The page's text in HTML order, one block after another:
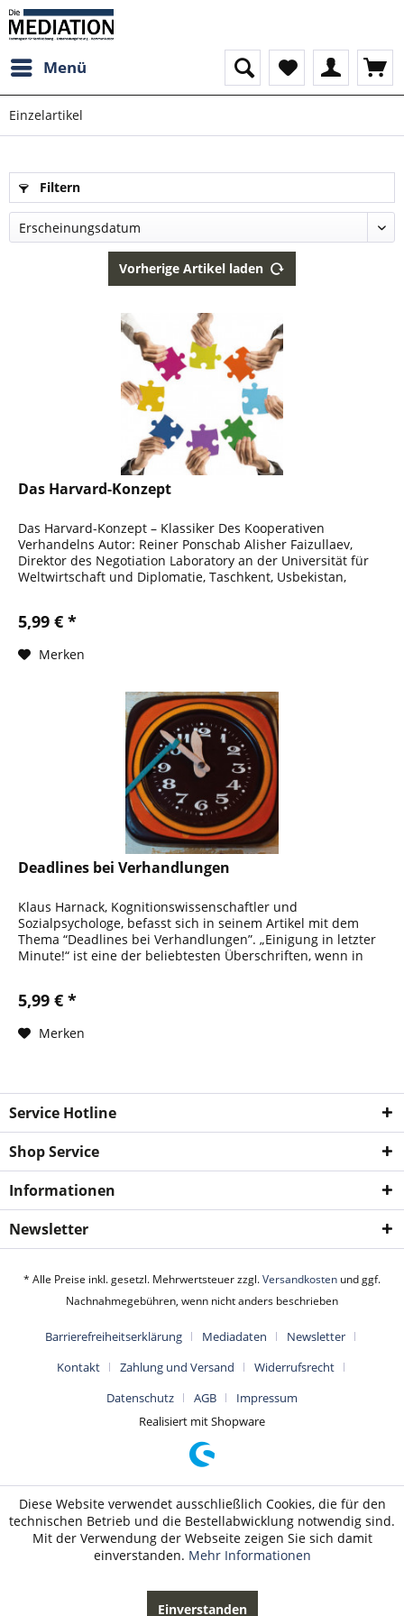
Menü
Einzelartikel
Filtern
Vorherige Artikel laden
Das Harvard-Konzept
Das Harvard-Konzept – Klassiker Des Kooperativen
Verhandelns Autor: Reiner Ponschab Alisher Faizullaev,
Direktor des Negotiation Laboratory an der Universität für
Weltwirtschaft und Diplomatie, Taschkent, Usbekistan,
5,99 € *
Merken
Deadlines bei Verhandlungen
Klaus Harnack, Kognitionswissenschaftler und
Sozialpsychologe, befasst sich in seinem Artikel mit dem
Thema “Deadlines bei Verhandlungen”. „Einigung in letzter
Minute!“ ist eine der beliebtesten Überschriften, wenn in
5,99 € *
Merken
Service Hotline
Shop Service
Informationen
Newsletter
* Alle Preise inkl. gesetzl. Mehrwertsteuer zzgl.Versandkosten und ggf.
Nachnahmegebühren, wenn nicht anders beschrieben
Barrierefreiheitserklärung Mediadaten
Newsletter
Kontakt
Zahlung und Versand
Widerrufsrecht
Datenschutz
AGB
Impressum
Realisiert mit Shopware
Diese Website verwendet ausschließlich Cookies, die für den
technischen Betrieb und die Bestellabwicklung notwendig sind.
Mit der Verwendung der Webseite zeigen Sie sich damit
einverstanden. Mehr Informationen
Einverstanden